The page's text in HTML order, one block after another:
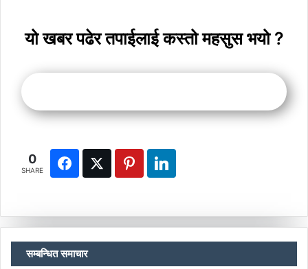
यो खबर पढेर तपाईलाई कस्तो महसुस भयो ?
0
SHARE
सम्बन्धित समाचार